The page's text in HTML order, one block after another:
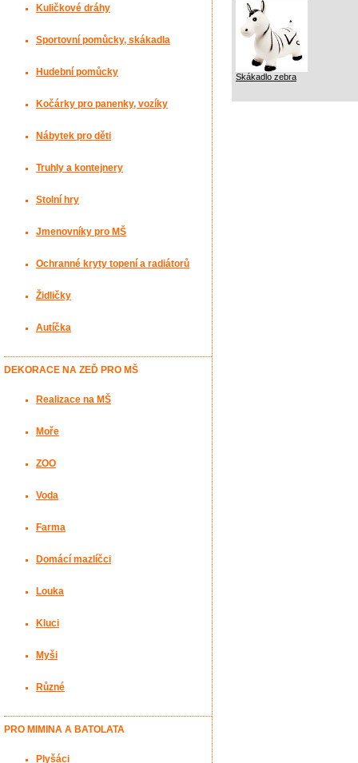
Skákadlo zebra
Kuličkové dráhy
Sportovní pomůcky, skákadla
Hudební pomůcky
Kočárky pro panenky, vozíky
Nábytek pro děti
Truhly a kontejnery
Stolní hry
Jmenovníky pro MŠ
Ochranné kryty topení a radiátorů
Židličky
Autíčka
DEKORACE NA ZEĎ PRO MŠ
Realizace na MŠ
Moře
ZOO
Voda
Farma
Domácí mazlíčci
Louka
Kluci
Myši
Různé
PRO MIMINA A BATOLATA
Plyšáci